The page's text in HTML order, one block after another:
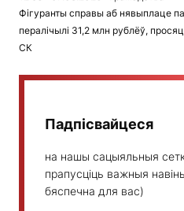
Фігуранты справы аб нявыплаце
пералічылі 31,2 млн рублёў,
СК
Падпісвайцеся
на нашы сацыяльныя
прапусціць важныя
бяспечна для вас)